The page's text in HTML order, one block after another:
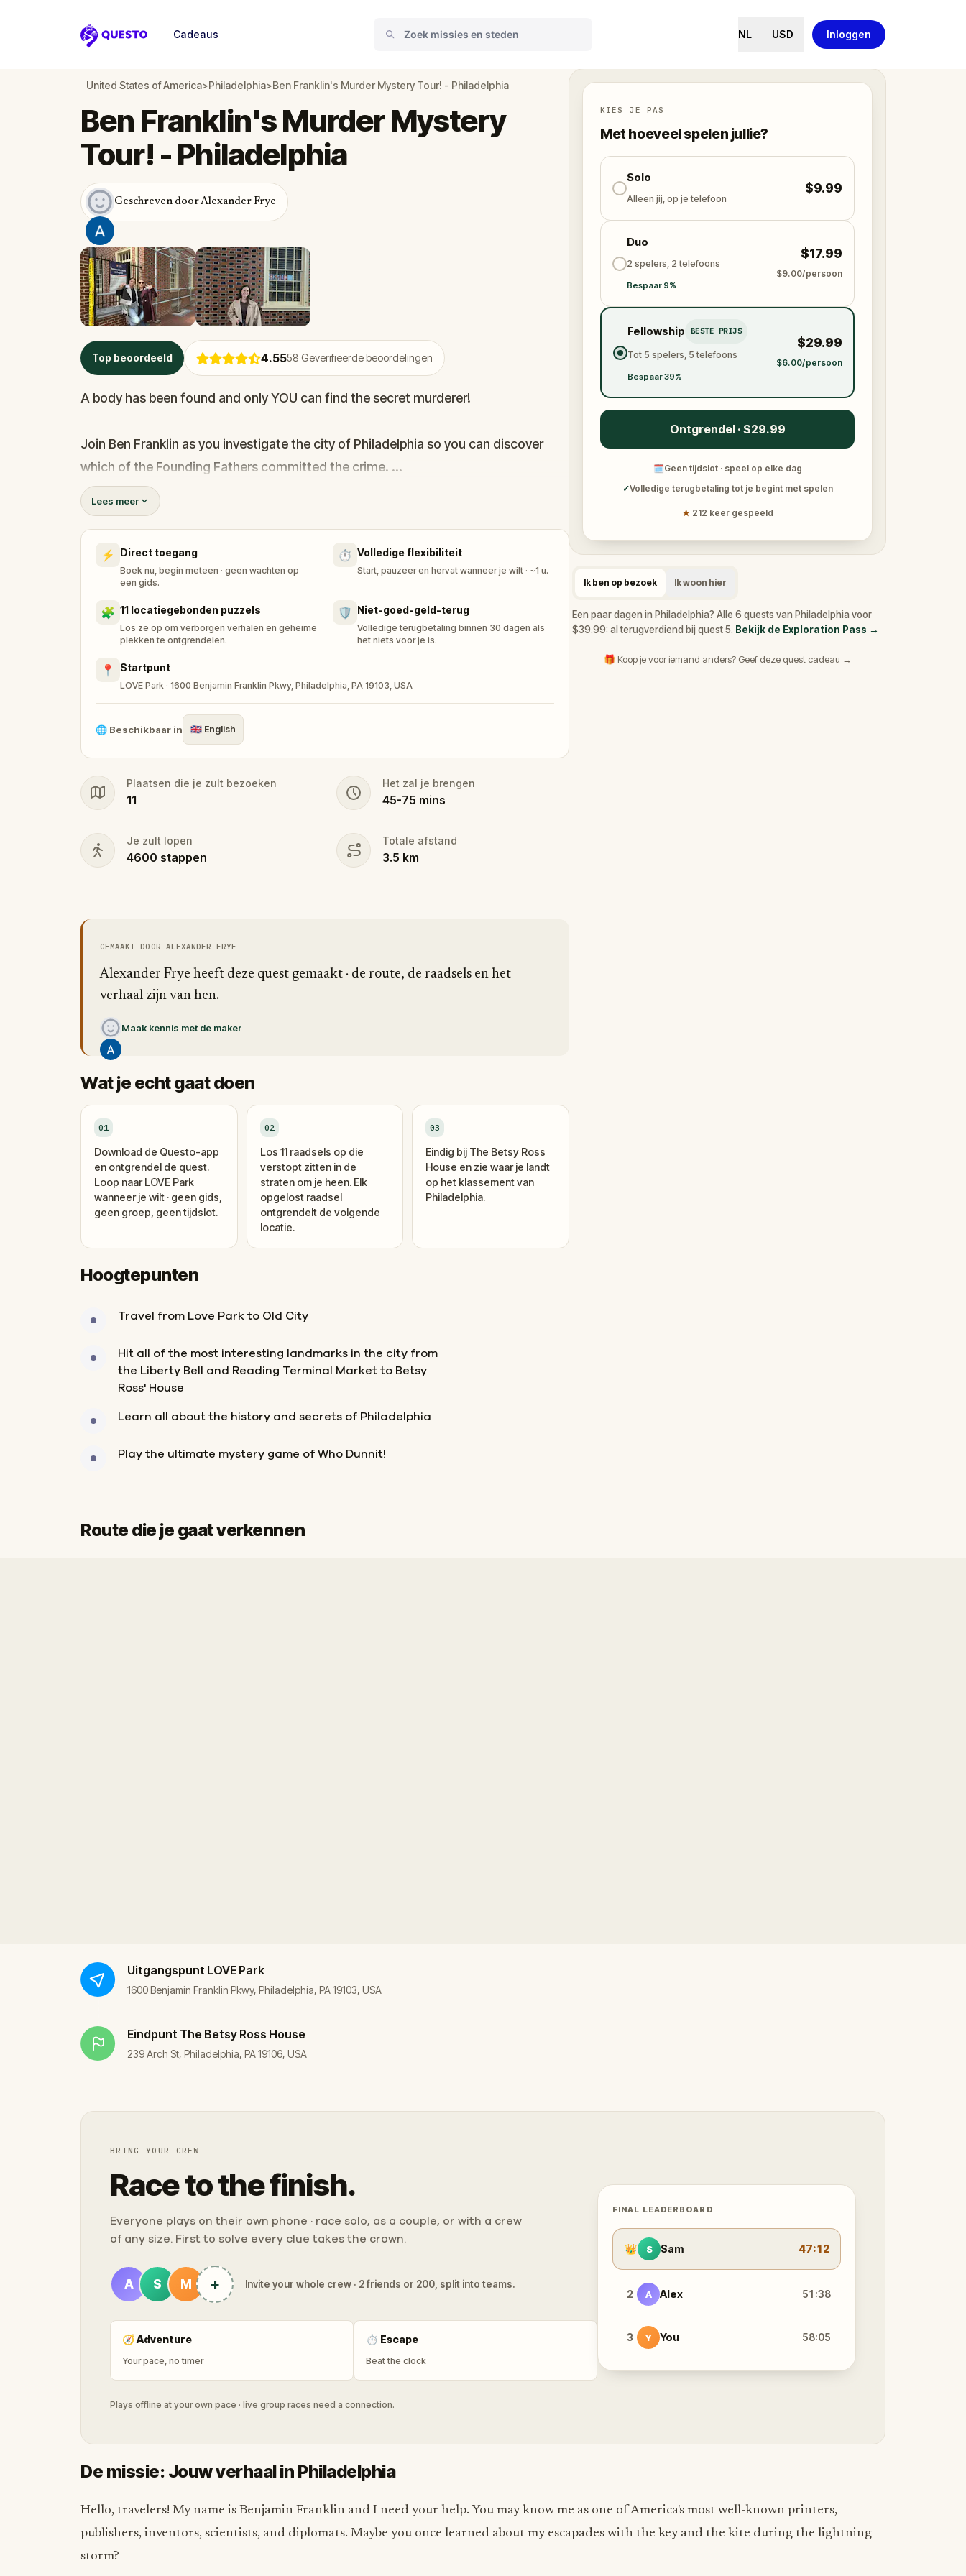
Questo
Cadeaus NL USD Inloggen
United States of America>Philadelphia>Ben Franklin's Murder Mystery Tour! - Philadelphia
Top beoordeeld 4.5558 Geverifieerde beoordelingen
Ben Franklin's Murder Mystery
Tour! - Philadelphia
Geschreven door Alexander Frye
A body has been found and only YOU can find the secret murderer!
Join Ben Franklin as you investigate the city of Philadelphia so you can discover
which of the Founding Fathers committed the crime.
Chat with 18th Century leaders, investigate clues, learn secrets about the city, and
ultimately uncover who the true killer is. You are in for one WILD, historical ride so
buckle in!
Lees meer
⚡ Direct toegang
Boek nu, begin meteen · geen wachten op
een gids.
⏱️ Volledige flexibiliteit
Start, pauzeer en hervat wanneer je wilt · ~1 u.
🧩 11 locatiegebonden puzzels
Los ze op om verborgen verhalen en geheime
plekken te ontgrendelen.
🛡️ Niet-goed-geld-terug
Volledige terugbetaling binnen 30 dagen als
het niets voor je is.
📍 Startpunt
LOVE Park · 1600 Benjamin Franklin Pkwy, Philadelphia, PA 19103, USA
🌐 Beschikbaar in 🇬🇧 English
Plaatsen die je zult bezoeken
11
Het zal je brengen
45-75 mins
Je zult lopen
4600 stappen
Totale afstand
3.5 km
GEMAAKT DOOR ALEXANDER FRYE
Alexander Frye heeft deze quest gemaakt · de route, de raadsels en het
verhaal zijn van hen.
Maak kennis met de maker
Wat je echt gaat doen
01
Download de Questo-app
en ontgrendel de quest.
Loop naar LOVE Park
wanneer je wilt · geen gids,
geen groep, geen tijdslot.
02
Los 11 raadsels op die
verstopt zitten in de
straten om je heen. Elk
opgelost raadsel
ontgrendelt de volgende
locatie.
03
Eindig bij The Betsy Ross
House en zie waar je landt
op het klassement van
Philadelphia.
Hoogtepunten
Travel from Love Park to Old City
Hit all of the most interesting landmarks in the city from
the Liberty Bell and Reading Terminal Market to Betsy
Ross' House
Learn all about the history and secrets of Philadelphia
Play the ultimate mystery game of Who Dunnit!
KIES JE PAS
Met hoeveel spelen jullie?
Solo
Alleen jij, op je telefoon
$9.99
Duo
2 spelers, 2 telefoons
Bespaar 9%
$17.99
$9.00/persoon
Fellowship BESTE PRIJS
Tot 5 spelers, 5 telefoons
Bespaar 39%
$29.99
$6.00/persoon
Ontgrendel · $29.99
🗓Geen tijdslot · speel op elke dag
✓Volledige terugbetaling tot je begint met spelen
★ 212 keer gespeeld
Ik ben op bezoek Ik woon hier
Een paar dagen in Philadelphia? Alle 6 quests van Philadelphia voor
$39.99: al terugverdiend bij quest 5. Bekijk de Exploration Pass →
🎁 Koop je voor iemand anders? Geef deze quest cadeau →
Route die je gaat verkennen
Uitgangspunt LOVE Park
1600 Benjamin Franklin Pkwy, Philadelphia, PA 19103, USA
Eindpunt The Betsy Ross House
239 Arch St, Philadelphia, PA 19106, USA
BRING YOUR CREW
Race to the finish.
Everyone plays on their own phone · race solo, as a couple, or with a crew
of any size. First to solve every clue takes the crown.
A S M + Invite your whole crew · 2 friends or 200, split into teams.
🧭Adventure
Your pace, no timer
⏱ Escape
Beat the clock
Plays offline at your own pace · live group races need a connection.
FINAL LEADERBOARD
👑 S Sam 47:12
2 A Alex 51:38
3 Y You 58:05
De missie: Jouw verhaal in Philadelphia
Hello, travelers! My name is Benjamin Franklin and I need your help. You may know me as one of America's most well-known printers,
publishers, inventors, scientists, and diplomats. Maybe you once learned about my escapades with the key and the kite during the lightning
storm?